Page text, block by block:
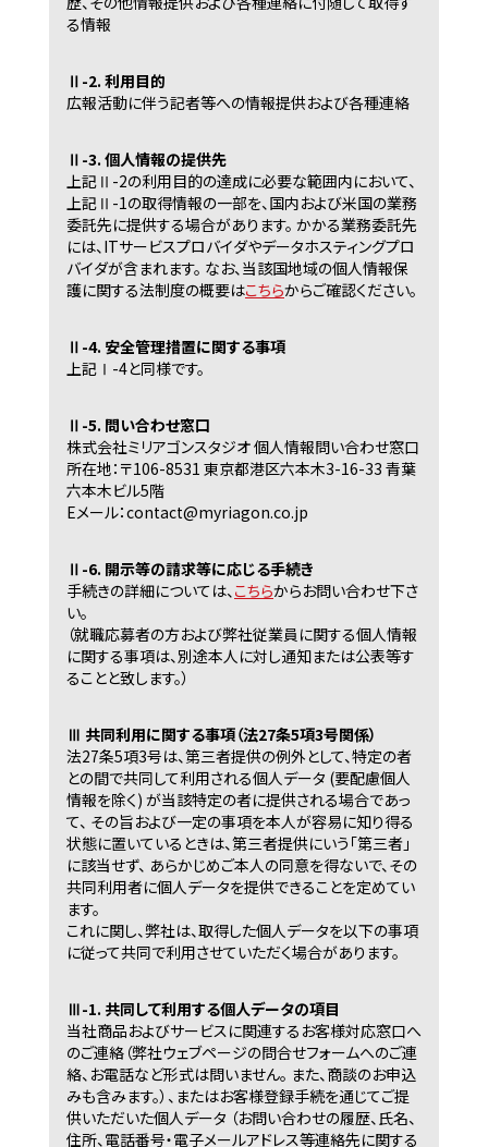
る情報
Ⅱ-2. 利用目的
広報活動に伴う記者等への情報提供および各種連絡
Ⅱ-3. 個人情報の提供先
上記Ⅱ-2の利用目的の達成に必要な範囲内において、
上記Ⅱ-1の取得情報の一部を、国内および米国の業務
委託先に提供する場合があります。 かかる業務委託先
には、ITサービスプロバイダやデータホスティングプロ
バイダが含まれます。 なお、当該国地域の個人情報保
護に関する法制度の概要はこちらからご確認ください。
Ⅱ-4. 安全管理措置に関する事項
上記Ⅰ-4と同様です。
Ⅱ-5. 問い合わせ窓口
株式会社ミリアゴンスタジオ 個人情報問い合わせ窓口
所在地：〒106-8531 東京都港区六本木3-16-33 青葉
六本木ビル5階
Eメール：contact@myriagon.co.jp
Ⅱ-6. 開示等の請求等に応じる手続き
手続きの詳細については、こちらからお問い合わせ下さ
い。
（就職応募者の方および弊社従業員に関する個人情報
に関する事項は、別途本人に対し通知または公表等す
ることと致します。）
Ⅲ 共同利用に関する事項（法27条5項3号関係）
法27条5項3号は、第三者提供の例外として、特定の者
との間で共同して利用される個人データ (要配慮個人
情報を除く) が当該特定の者に提供される場合であっ
て、 その旨および一定の事項を本人が容易に知り得る
状態に置いているときは、第三者提供にいう「第三者」
に該当せず、 あらかじめご本人の同意を得ないで、その
共同利用者に個人データを提供できることを定めてい
ます。
これに関し、弊社は、取得した個人データを以下の事項
に従って共同で利用させていただく場合があります。
Ⅲ-1. 共同して利用する個人データの項目
当社商品およびサービスに関連するお客様対応窓口へ
のご連絡（弊社ウェブページの問合せフォームへのご連
絡、お電話など形式は問いません。 また、商談のお申込
みも含みます。）、またはお客様登録手続を通じてご提
供いただいた個人データ （お問い合わせの履歴、氏名、
住所、電話番号・電子メールアドレス等連絡先に関する